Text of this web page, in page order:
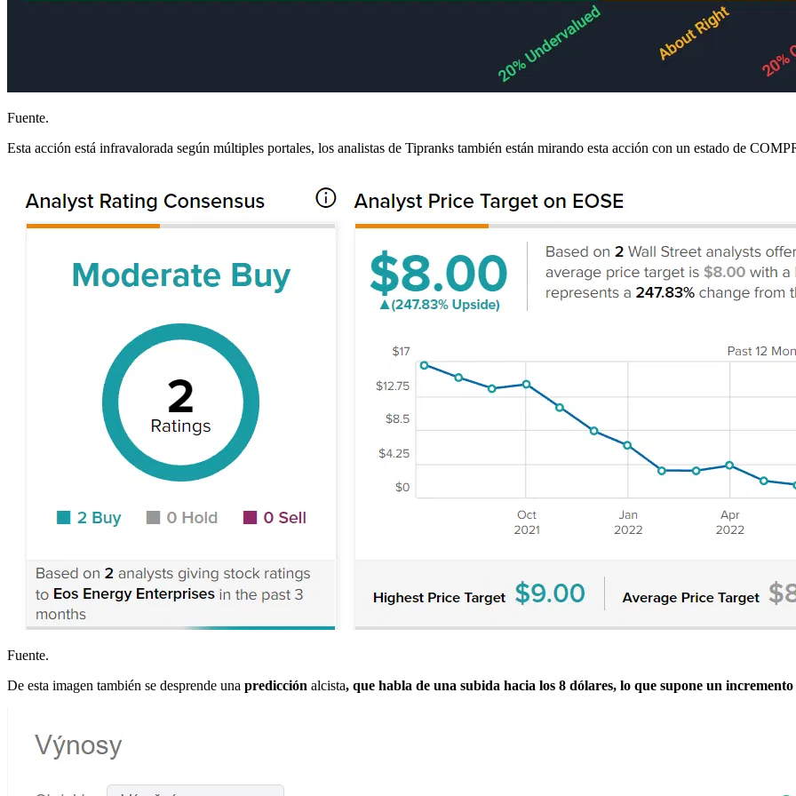
Fuente.
Esta acción está infravalorada según múltiples portales, los analistas de Tipranks también están mirando esta acción con un estado de
Fuente.
De esta imagen también se desprende una predicción alcista, que habla de una subida hacia los 8 dólares, lo que supone un